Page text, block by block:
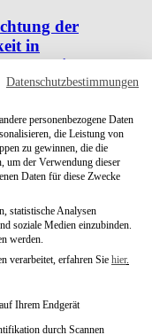
der
in
1,5, Ri.
Bußgeldstelle
Mainaschaff,
um 22 km/h, bei
wurden 122
der K 2824 in
Datenschutzbestimmungen
personenbezogene Daten
die Leistung von
zu gewinnen, die die
um der Verwendung dieser
Daten für diese Zwecke
statistische Analysen
soziale Medien einzubinden.
werden.
verarbeitet, erfahren Sie hier.
Ihrem Endgerät
durch Scannen